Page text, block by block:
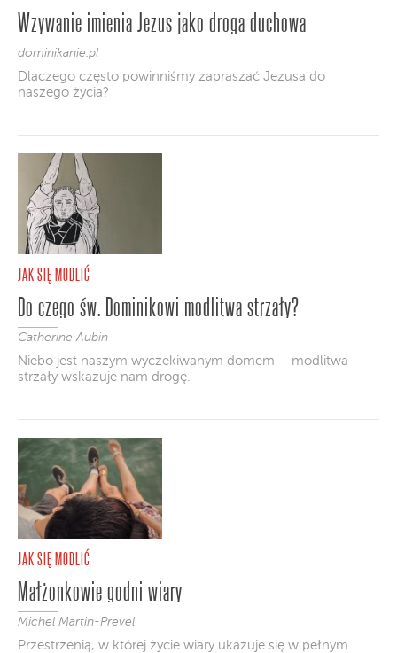
Wzywanie imienia Jezus jako droga duchowa
dominikanie.pl
Dlaczego często powinniśmy zapraszać Jezusa do
naszego życia?
JAK SIĘ MODLIĆ
Do czego św. Dominikowi modlitwa strzały?
Catherine Aubin
Niebo jest naszym wyczekiwanym domem – modlitwa
strzały wskazuje nam drogę.
JAK SIĘ MODLIĆ
Małżonkowie godni wiary
Michel Martin-Prevel
Przestrzenią, w której życie wiary ukazuje się w pełnym